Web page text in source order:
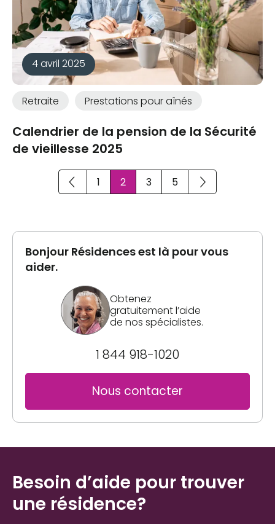
4 avril 2025
Retraite Prestations pour aînés
Calendrier de la pension de la Sécurité
de vieillesse 2025
1 2 3 5
Bonjour Résidences est là pour vous
aider.
Obtenez
gratuitement l’aide
de nos spécialistes.
1 844 918-1020
Nous contacter
Besoin d’aide pour trouver
une résidence?